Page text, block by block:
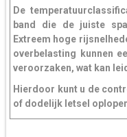
De
band die de juiste
Extreem hoge
overbelasting kunnen
veroorzaken, wat kan
Hierdoor kunt u de
of dodelijk letsel